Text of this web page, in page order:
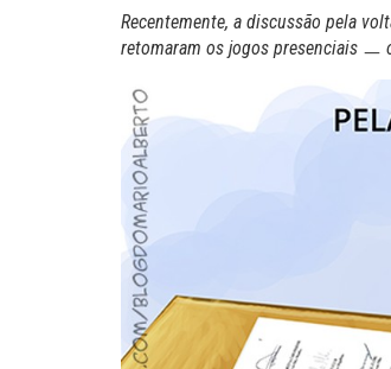
Recentemente, a discussão pela
retomaram os jogos presenciais ㅡ